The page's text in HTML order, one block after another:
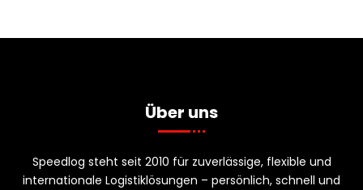
Über uns
Speedlog steht seit 2010 für zuverlässige, flexible und
internationale Logistiklösungen – persönlich, schnell und